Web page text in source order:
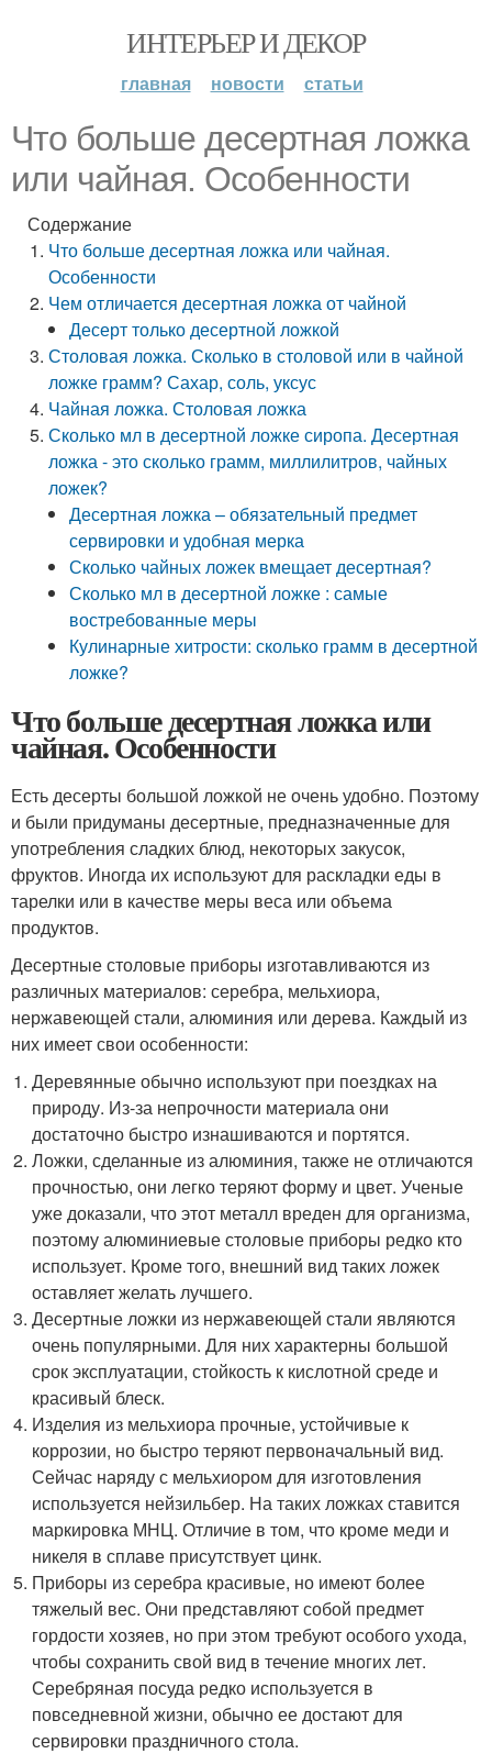
ИНТЕРЬЕР И ДЕКОР
главная новости статьи
Что больше десертная ложка
или чайная. Особенности
Содержание
Что больше десертная ложка или чайная.
Особенности
Чем отличается десертная ложка от чайной
Десерт только десертной ложкой
Столовая ложка. Сколько в столовой или в чайной
ложке грамм? Сахар, соль, уксус
Чайная ложка. Столовая ложка
Сколько мл в десертной ложке сиропа. Десертная
ложка - это сколько грамм, миллилитров, чайных
ложек?
Десертная ложка – обязательный предмет
сервировки и удобная мерка
Сколько чайных ложек вмещает десертная?
Сколько мл в десертной ложке : самые
востребованные меры
Кулинарные хитрости: сколько грамм в десертной
ложке?
Что больше десертная ложка или
чайная. Особенности
Есть десерты большой ложкой не очень удобно. Поэтому
и были придуманы десертные, предназначенные для
употребления сладких блюд, некоторых закусок,
фруктов. Иногда их используют для раскладки еды в
тарелки или в качестве меры веса или объема
продуктов.
Десертные столовые приборы изготавливаются из
различных материалов: серебра, мельхиора,
нержавеющей стали, алюминия или дерева. Каждый из
них имеет свои особенности:
Деревянные обычно используют при поездках на
природу. Из-за непрочности материала они
достаточно быстро изнашиваются и портятся.
Ложки, сделанные из алюминия, также не отличаются
прочностью, они легко теряют форму и цвет. Ученые
уже доказали, что этот металл вреден для организма,
поэтому алюминиевые столовые приборы редко кто
использует. Кроме того, внешний вид таких ложек
оставляет желать лучшего.
Десертные ложки из нержавеющей стали являются
очень популярными. Для них характерны большой
срок эксплуатации, стойкость к кислотной среде и
красивый блеск.
Изделия из мельхиора прочные, устойчивые к
коррозии, но быстро теряют первоначальный вид.
Сейчас наряду с мельхиором для изготовления
используется нейзильбер. На таких ложках ставится
маркировка МНЦ. Отличие в том, что кроме меди и
никеля в сплаве присутствует цинк.
Приборы из серебра красивые, но имеют более
тяжелый вес. Они представляют собой предмет
гордости хозяев, но при этом требуют особого ухода,
чтобы сохранить свой вид в течение многих лет.
Серебряная посуда редко используется в
повседневной жизни, обычно ее достают для
сервировки праздничного стола.